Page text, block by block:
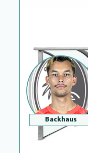
Backhaus